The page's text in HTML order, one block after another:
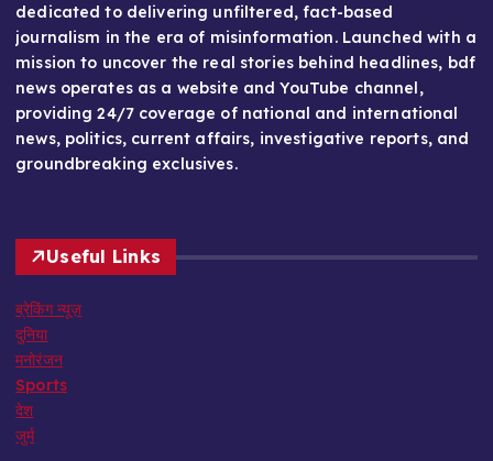
dedicated to delivering unfiltered, fact-based
journalism in the era of misinformation. Launched with a
mission to uncover the real stories behind headlines, bdf
news operates as a website and YouTube channel,
providing 24/7 coverage of national and international
news, politics, current affairs, investigative reports, and
groundbreaking exclusives.
Useful Links
ब्रेकिंग न्यूज़
दुनिया
मनोरंजन
Sports
देश
जुर्म